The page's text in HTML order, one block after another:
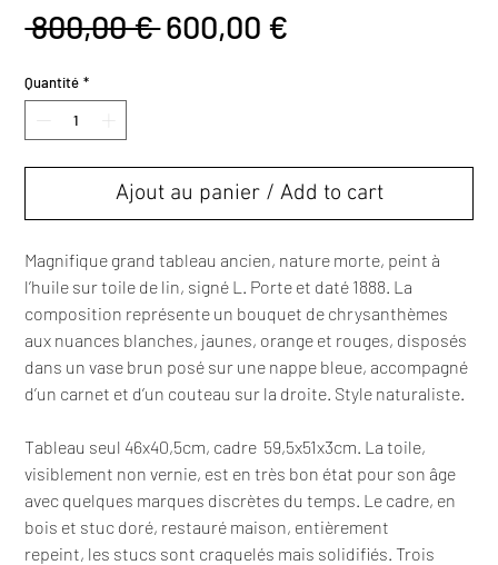
800,00 € Prix
600,00 €
Quantité *
Ajout au panier / Add to cart
Magnifique grand tableau ancien, nature morte, peint à
l’huile sur toile de lin, signé L. Porte et daté 1888. La
composition représente un bouquet de chrysanthèmes
aux nuances blanches, jaunes, orange et rouges, disposés
dans un vase brun posé sur une nappe bleue, accompagné
d’un carnet et d’un couteau sur la droite. Style naturaliste.
Tableau seul 46x40,5cm, cadre 59,5x51x3cm. La toile,
visiblement non vernie, est en très bon état pour son âge
avec quelques marques discrètes du temps. Le cadre, en
bois et stuc doré, restauré maison, entièrement
repeint, les stucs sont craquelés mais solidifiés. Trois